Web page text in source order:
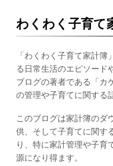
わくわく子育て
「わくわく子育て家計
る日常生活のエピソード
ブログの著者である「カ
の管理や子育てに関する
このブログは家計簿のダ
供、そして子育てに関す
り、特に家計管理や子育
源になり得ます。